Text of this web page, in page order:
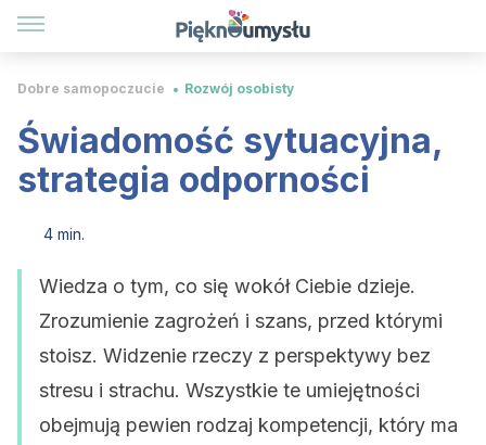
Dobre samopoczucie Rozwój osobisty
Świadomość sytuacyjna,
strategia odporności
4 min.
Wiedza o tym, co się wokół Ciebie dzieje.
Zrozumienie zagrożeń i szans, przed którymi
stoisz. Widzenie rzeczy z perspektywy bez
stresu i strachu. Wszystkie te umiejętności
obejmują pewien rodzaj kompetencji, który ma